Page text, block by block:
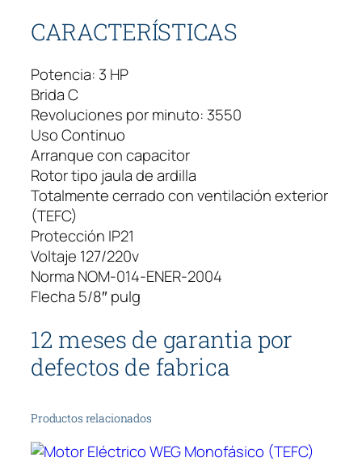
CARACTERÍSTICAS
Potencia: 3 HP
Brida C
Revoluciones por minuto: 3550
Uso Continuo
Arranque con capacitor
Rotor tipo jaula de ardilla
Totalmente cerrado con ventilación exterior
(TEFC)
Protección IP21
Voltaje 127/220v
Norma NOM-014-ENER-2004
Flecha 5/8″ pulg
12 meses de garantia por
defectos de fabrica
Productos relacionados